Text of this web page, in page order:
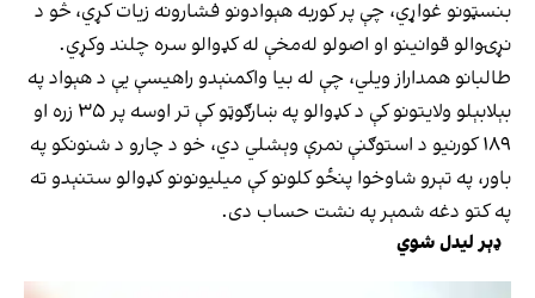
بنسټونو غواړي، چې پر کوربه هېوادونو فشارونه زیات کړي، څو د
نړۍوالو قوانینو او اصولو له‌مخې له کډوالو سره چلند وکړي.
طالبانو همداراز ویلي، چې له بیا واکمنېدو راهیسې یې د هېواد په
بېلابېلو ولایتونو کې د کډوالو په ښارګوټو کې تر اوسه پر ۳۵ زره او
۱۸۹ کورنیو د استوګنې نمرې وېشلي دي، خو د چارو د شنونکو په
باور، په تېرو شاوخوا پنځو کلونو کې میلیونونو کډوالو ستنېدو ته
په کتو دغه شمېر په نشت حساب دی.
ډېر لیدل شوي